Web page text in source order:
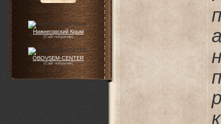
Нижнегорский Крым
(Сайт побратим)
OBOVSEM-CENTER
(Сайт побратим)